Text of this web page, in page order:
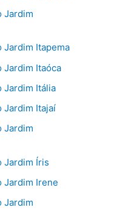
Jardim
Jardim Itapema
Jardim Itaóca
Jardim Itália
Jardim Itajaí
Jardim
Jardim Íris
Jardim Irene
Jardim